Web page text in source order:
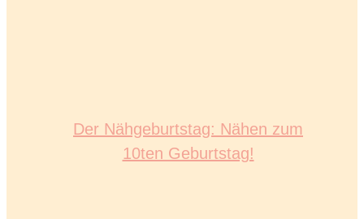
Der Nähgeburtstag: Nähen zum
10ten Geburtstag!